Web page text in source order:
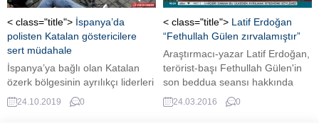
< class="title"> İspanya’da
polisten Katalan göstericilere
sert müdahale
İspanya’ya bağlı olan Katalan
özerk bölgesinin ayrılıkçı liderleri
hakkında verilen hapis
cezalarının ardından bölgede
24.10.2019 0
< class="title"> Latif Erdoğan
“Fethullah Gülen zırvalamıştır”
Araştırmacı-yazar Latif Erdoğan,
terörist-başı Fethullah Gülen'in
son beddua seansı hakkında
çarpıcı açıklamalarda bulundu.
24.03.2016 0